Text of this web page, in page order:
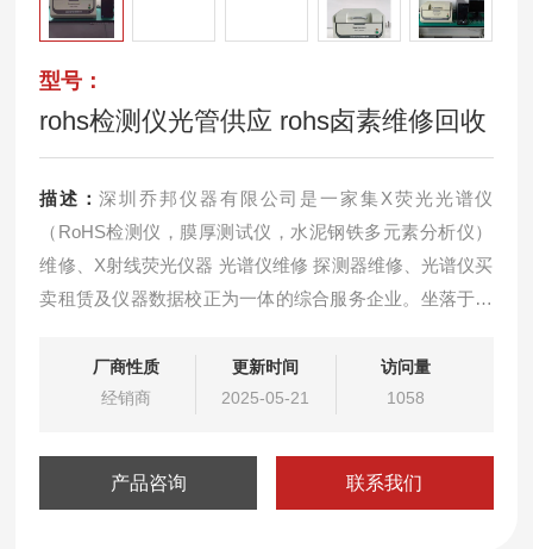
型号：
rohs检测仪光管供应 rohs卤素维修回收
描述：深圳乔邦仪器有限公司是一家集X荧光光谱仪
（RoHS检测仪，膜厚测试仪，水泥钢铁多元素分析仪）
维修、X射线荧光仪器 光谱仪维修 探测器维修、光谱仪买
卖租赁及仪器数据校正为一体的综合服务企业。坐落于深
专业，更显价值“的经营合作理念,为您提供快速优质的技
术服务。rohs检测仪光管供应 rohs卤素维修回收
厂商性质
经销商
更新时间
2025-05-21
访问量
1058
产品咨询 联系我们